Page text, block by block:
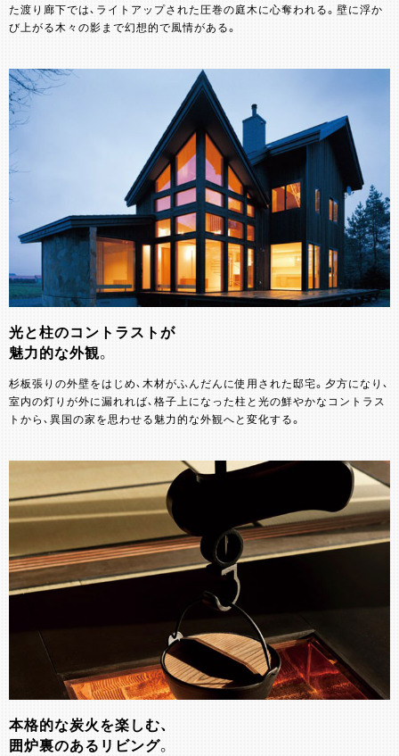
た渡り廊下では、ライトアップされた圧巻の庭木に心奪われる。壁に浮か
び上がる木々の影まで幻想的で風情がある。
光と柱のコントラストが
魅力的な外観。
杉板張りの外壁をはじめ、木材がふんだんに使用された邸宅。夕方になり、
室内の灯りが外に漏れれば、格子上になった柱と光の鮮やかなコントラス
トから、異国の家を思わせる魅力的な外観へと変化する。
本格的な炭火を楽しむ、
囲炉裏のあるリビング。